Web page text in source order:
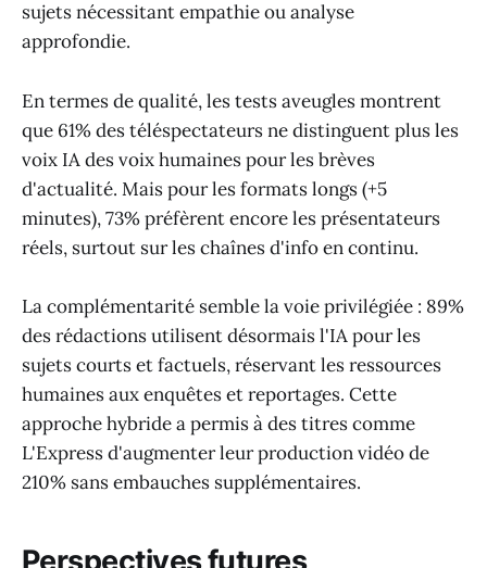
sujets nécessitant empathie ou analyse
approfondie.
En termes de qualité, les tests aveugles montrent
que 61% des téléspectateurs ne distinguent plus les
voix IA des voix humaines pour les brèves
d'actualité. Mais pour les formats longs (+5
minutes), 73% préfèrent encore les présentateurs
réels, surtout sur les chaînes d'info en continu.
La complémentarité semble la voie privilégiée : 89%
des rédactions utilisent désormais l'IA pour les
sujets courts et factuels, réservant les ressources
humaines aux enquêtes et reportages. Cette
approche hybride a permis à des titres comme
L'Express d'augmenter leur production vidéo de
210% sans embauches supplémentaires.